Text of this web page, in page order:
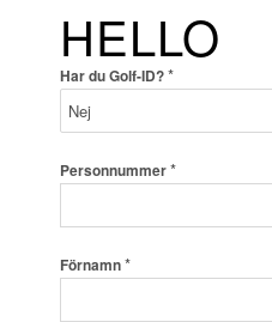
HELLO
Har du Golf-ID?*
Personnummer*
Förnamn*